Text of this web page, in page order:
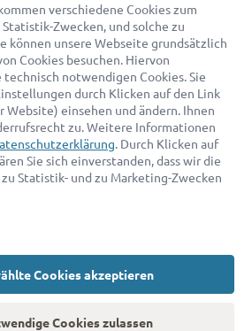
online den passenden Rechtsanwalt finden
ImpressumFaktenAGB
Barrierefreiheitserklärung
verschiedene Cookies zum
Zwecken, und solche zu
können unsere Webseite grundsätzlich
Cookies besuchen. Hiervon
notwendigen Cookies. Sie
durch Klicken auf den Link
Website) einsehen und ändern. Ihnen
zu. Weitere Informationen
. Durch Klicken auf
Sie sich einverstanden, dass wir die
Statistik- und zu Marketing-Zwecken
Cookies akzeptieren
Cookies zulassen